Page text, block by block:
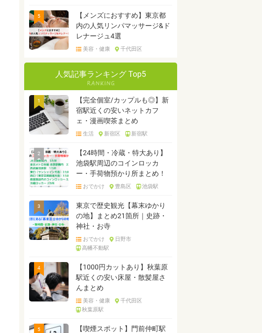
5
【メンズにおすすめ】東京都
内の人気リンパマッサージ&ド
レナージュ4選
美容・健康 千代田区
人気記事ランキング Top5
1
【完全個室/カップルも◎】新
宿駅近くの安いネットカフ
ェ・漫画喫茶まとめ
生活 新宿区 新宿駅
2
【24時間・冷蔵・特大あり】
池袋駅周辺のコインロッカ
ー・手荷物預かり所まとめ！
おでかけ 豊島区 池袋駅
3
東京で歴史観光【幕末ゆかり
の地】まとめ21箇所｜史跡・
神社・お寺
おでかけ
日野市
高幡不動駅
4
【1000円カットあり】秋葉原
駅近くの安い床屋・散髪屋さ
んまとめ
美容・健康
千代田区
秋葉原駅
5
【喫煙スポット】門前仲町駅